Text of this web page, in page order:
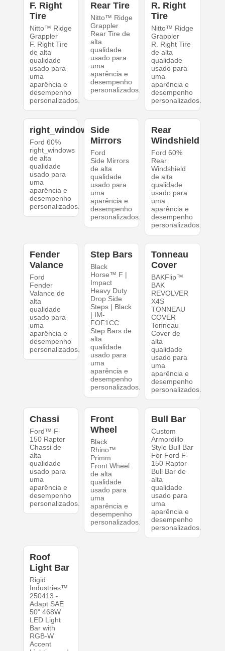
F. Right
Tire
Nitto™ Ridge
Grappler
F. Right Tire
de alta
qualidade
usado para
uma
aparência e
desempenho
personalizados.
Rear Tire
Nitto™ Ridge
Grappler
Rear Tire de
alta
qualidade
usado para
uma
aparência e
desempenho
personalizados.
R. Right
Tire
Nitto™ Ridge
Grappler
R. Right Tire
de alta
qualidade
usado para
uma
aparência e
desempenho
personalizados.
right_windows
Ford 60%
right_windows
de alta
qualidade
usado para
uma
aparência e
desempenho
personalizados.
Side
Mirrors
Ford
Side Mirrors
de alta
qualidade
usado para
uma
aparência e
desempenho
personalizados.
Rear
Windshield
Ford 60%
Rear
Windshield
de alta
qualidade
usado para
uma
aparência e
desempenho
personalizados.
Fender
Valance
Ford
Fender
Valance de
alta
qualidade
usado para
uma
aparência e
desempenho
personalizados.
Step Bars
Black
Horse™ F |
Impact
Heavy Duty
Drop Side
Steps | Black
| IM-
FOF1CC
Step Bars de
alta
qualidade
usado para
uma
aparência e
desempenho
personalizados.
Tonneau
Cover
BAKFlip™
BAK
REVOLVER
X4S
TONNEAU
COVER
Tonneau
Cover de
alta
qualidade
usado para
uma
aparência e
desempenho
personalizados.
Chassi
Ford™ F-
150 Raptor
Chassi de
alta
qualidade
usado para
uma
aparência e
desempenho
personalizados.
Front
Wheel
Black
Rhino™
Primm
Front Wheel
de alta
qualidade
usado para
uma
aparência e
desempenho
personalizados.
Bull Bar
Custom
Armordillo
Style Bull Bar
For Ford F-
150 Raptor
Bull Bar de
alta
qualidade
usado para
uma
aparência e
desempenho
personalizados.
Roof
Light Bar
Rigid
Industries™
250413 -
Adapt SAE
50" 468W
LED Light
Bar with
RGB-W
Accent